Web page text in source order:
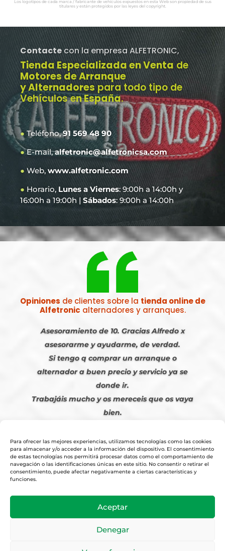
Para ofrecer las mejores experiencias, utilizamos tecnologías como las cookies
para almacenar y/o acceder a la información del dispositivo. El consentimiento
de estas tecnologías nos permitirá procesar datos como el comportamiento de
navegación o las identificaciones únicas en este sitio. No consentir o retirar el
consentimiento, puede afectar negativamente a ciertas características y
funciones.
Aceptar
Denegar
Los logotipos de cada marca / fabricante de vehículos expuestos en esta Web son propiedad de sus
titulares y están protegidos por las leyes del copyright.
Contacte con la empresa ALFETRONIC,
Tienda Especializada en Venta de
Motores de Arranque
y Alternadores para todo tipo de
Vehículos en España.
●Teléfono,91 569 48 90
●E-mail,alfetronic@alfetronicsa.com
● Web, www.alfetronic.com
● Horario, Lunes a Viernes: 9:00h a 14:00h y
16:00h a 19:00h | Sábados: 9:00h a 14:00h
Opiniones de clientes sobre la tienda online de
Alfetronic alternadores y arranques.
Asesoramiento de 10. Gracias Alfredo x
asesorarme y ayudarme, de verdad.
Si tengo q comprar un arranque o
alternador a buen precio y servicio ya se
donde ir.
Trabajáis mucho y os mereceis que os vaya
bien.
Condiciones Venta Online
Diseño y Posicionamiento Web,Agencia web-espana.es